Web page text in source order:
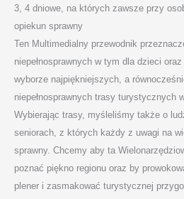
3, 4 dniowe, na których zawsze przy
opiekun sprawny
Ten Multimedialny przewodnik
niepełnosprawnych w tym dla dzieci
wyborze najpiękniejszych, a
niepełnosprawnych trasy turystycznych
Wybierając trasy, myśleliśmy także o
seniorach, z których każdy z uwagi na
sprawny. Chcemy aby ta
poznać piękno regionu oraz by
plener i zasmakować turystycznej